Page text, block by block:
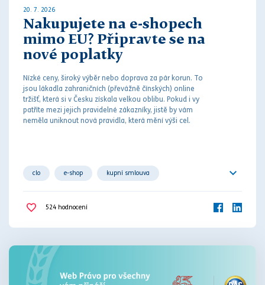
20. 7. 2026
Nakupujete na e-shopech
mimo EU? Připravte se na
nové poplatky
Nízké ceny, široký výběr nebo doprava za pár korun. To
jsou lákadla zahraničních (převážně čínských) online
tržišť, která si v Česku získala velkou oblibu. Pokud i vy
patříte mezi jejich pravidelné zákazníky, jistě by vám
neměla uniknout nová pravidla, která mění výši cel.
clo e-shop kupní smlouva
online tržiště
zahraničí
524 hodnocení